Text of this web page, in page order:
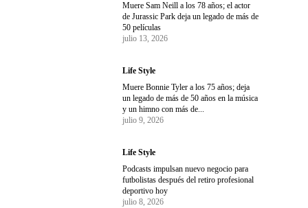
Muere Sam Neill a los 78 años; el actor
de Jurassic Park deja un legado de más de
50 películas
julio 13, 2026
Life Style
Muere Bonnie Tyler a los 75 años; deja
un legado de más de 50 años en la música
y un himno con más de...
julio 9, 2026
Life Style
Podcasts impulsan nuevo negocio para
futbolistas después del retiro profesional
deportivo hoy
julio 8, 2026